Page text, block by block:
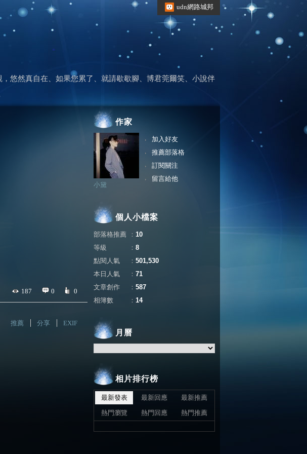
udn網路城邦
悠然真自在、如果您累了、就請歇歇腳、博君莞爾笑、小說伴
187 0 0
推薦 分享 EXIF
作家
加入好友
推薦部落格
訂閱關注
留言給他
小黛
個人小檔案
部落格推薦 ： 10
等級
： 8
點閱人氣
： 501,530
本日人氣
： 71
文章創作
： 587
相簿數
： 14
月曆
相片排行榜
最新發表 最新回應
最新推薦
熱門瀏覽
熱門回應 熱門推薦